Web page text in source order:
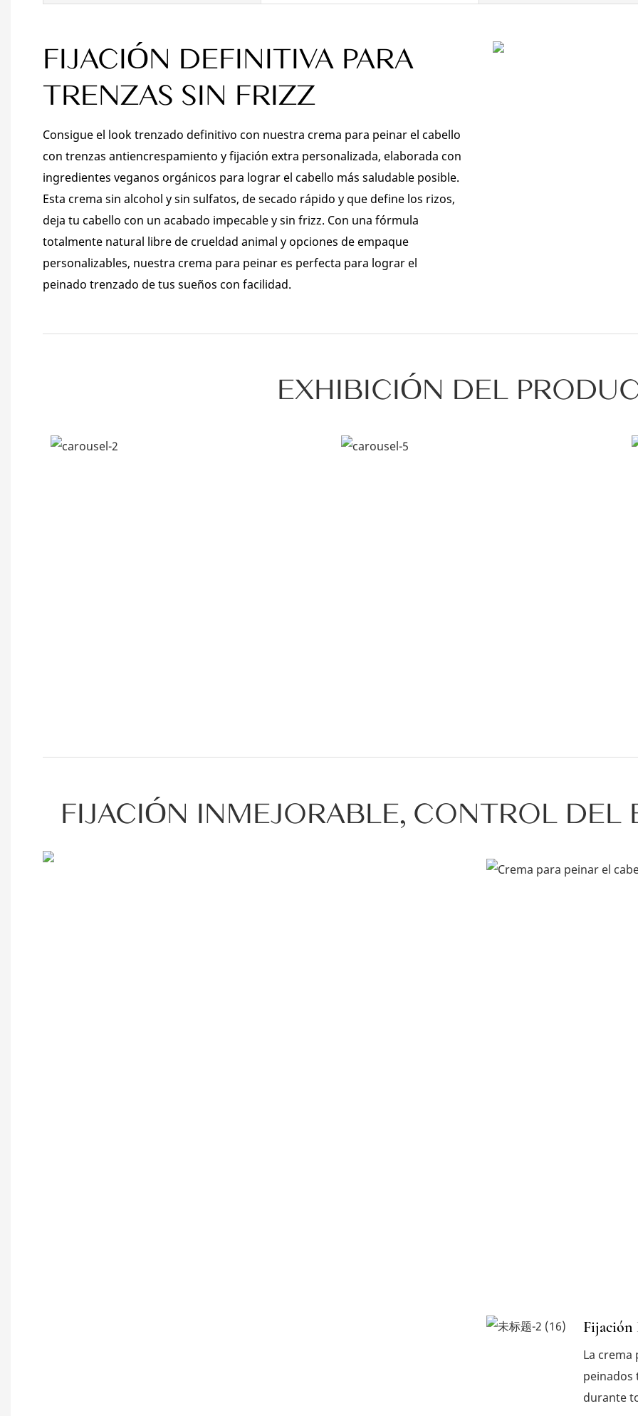
FIJACIÓN DEFINITIVA PARA
TRENZAS SIN FRIZZ
Consigue el look trenzado definitivo con nuestra crema para peinar el cabello
con trenzas antiencrespamiento y fijación extra personalizada, elaborada con
ingredientes veganos orgánicos para lograr el cabello más saludable posible.
Esta crema sin alcohol y sin sulfatos, de secado rápido y que define los rizos,
deja tu cabello con un acabado impecable y sin frizz. Con una fórmula
totalmente natural libre de crueldad animal y opciones de empaque
personalizables, nuestra crema para peinar es perfecta para lograr el
peinado trenzado de tus sueños con facilidad.
EXHIBICIÓN DEL
FIJACIÓN INMEJORABLE, CONTROL DEL
Fijación
La
peinados
durante